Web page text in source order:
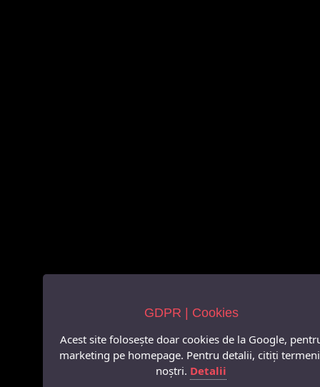
GDPR | Cookies
Acest site folosește doar cookies de la Google,
marketing pe homepage. Pentru detalii, citiți
noștri. Detalii